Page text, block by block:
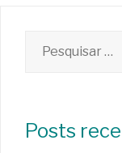
por:
Posts